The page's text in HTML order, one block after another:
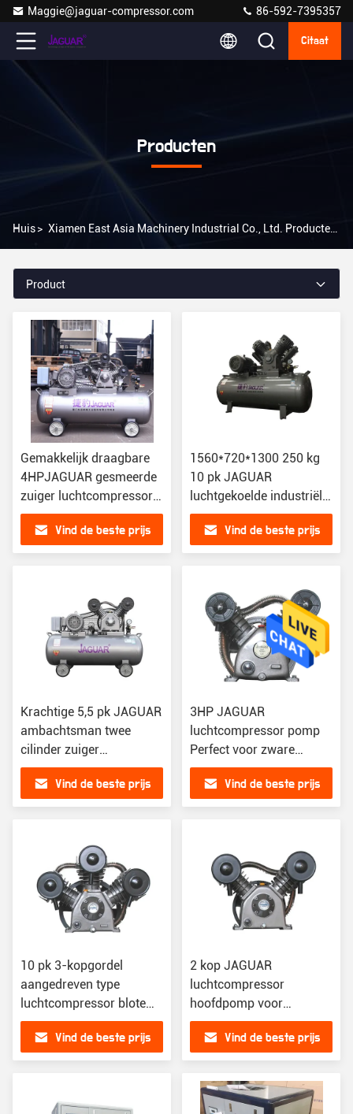
Maggie@jaguar-compressor.com 86-592-7395357
Citaat
Producten
Huis> Xiamen East Asia Machinery Industrial Co., Ltd. Producten Online
Product
Gemakkelijk draagbare
4HPJAGUAR gesmeerde
zuiger luchtcompressor
voor eenvoudig
onderhoudVind de beste prijs
1560*720*1300 250 kg
10 pk JAGUAR
luchtgekoelde industriële
stille
zuigerluchtcompressor
Vind de beste prijs
Krachtige 5,5 pk JAGUAR
ambachtsman twee
cilinder zuiger
luchtcompressor met 8
bar drukVind de beste prijs
3HP JAGUAR
luchtcompressor pomp
Perfect voor zware
toepassingen
Vind de beste prijs
10 pk 3-kopgordel
aangedreven type
luchtcompressor blote
pomp voor industriële
toepassingen
Vind de beste prijs
2 kop JAGUAR
luchtcompressor
hoofdpomp voor
industrieel ontwerp
luchtverplaatsing
0,52m3/min
Vind de beste prijs